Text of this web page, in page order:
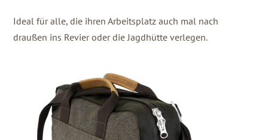
Ideal für alle, die ihren Arbeitsplatz auch mal nach
draußen ins Revier oder die Jagdhütte verlegen.